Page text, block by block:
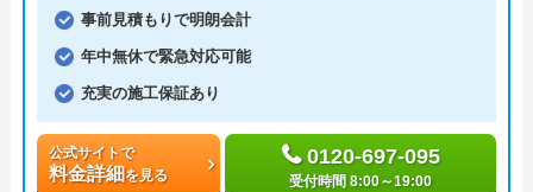
事前見積もりで明朗会計
年中無休で緊急対応可能
充実の施工保証あり
公式サイトで
料金詳細を見る
0120-697-095
受付時間 8:00～19:00